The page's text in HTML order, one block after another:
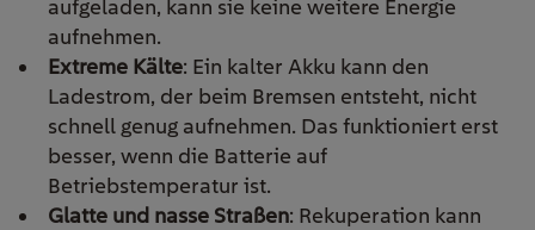
aufgeladen, kann sie keine weitere Energie
aufnehmen.
Extreme Kälte: Ein kalter Akku kann den
Ladestrom, der beim Bremsen entsteht, nicht
schnell genug aufnehmen. Das funktioniert erst
besser, wenn die Batterie auf
Betriebstemperatur ist.
Glatte und nasse Straßen: Rekuperation kann